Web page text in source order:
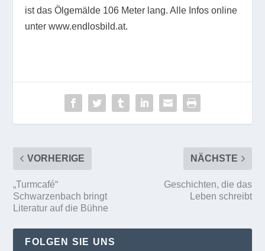
ist das Ölgemälde 106 Meter lang. Alle Infos online
unter www.endlosbild.at.
VORHERIGE
„Turmcafé“
Schwarzenbach bringt
Literatur auf die Bühne
NÄCHSTE
Geschichten, die das
Leben schreibt
FOLGEN SIE UNS